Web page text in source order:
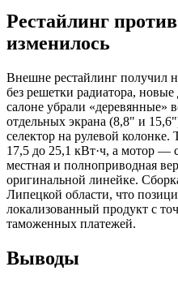
Рестайлинг
изменилось
Внешне рестайлинг получил
без решетки радиатора,
салоне убрали «деревянные»
отдельных экрана (8,8" и
селектор на рулевой колонке.
17,5 до 25,1 кВт·ч, а мотор —
местная и полноприводная
оригинальной линейке.
Липецкой области, что
локализованный продукт с
таможенных платежей.
Выводы